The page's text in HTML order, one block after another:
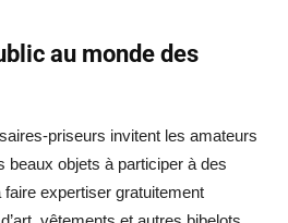
au monde des
priseurs invitent les amateurs
beaux objets à participer à des
expertiser gratuitement